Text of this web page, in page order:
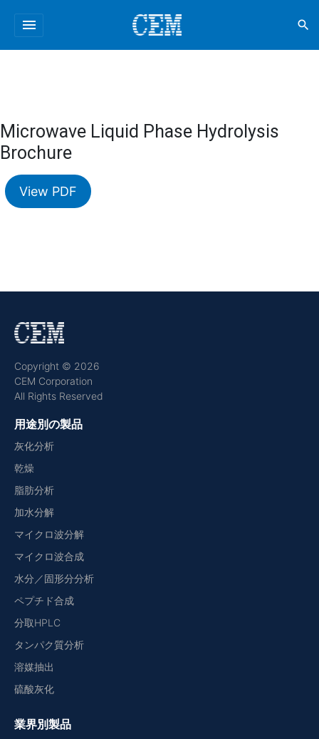
menu search
Microwave Liquid Phase Hydrolysis
Brochure
View PDF
Copyright © 2026
CEM Corporation
All Rights Reserved
用途別の製品
灰化分析
乾燥
脂肪分析
加水分解
マイクロ波分解
マイクロ波合成
水分／固形分分析
ペプチド合成
分取HPLC
タンパク質分析
溶媒抽出
硫酸灰化
業界別製品